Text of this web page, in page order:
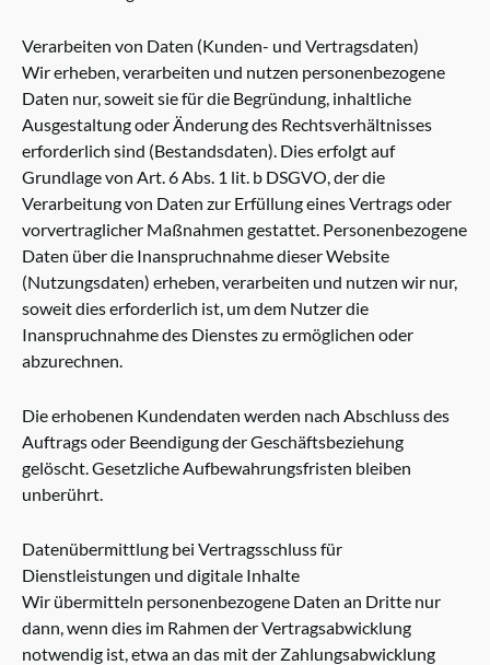
Verarbeiten von Daten (Kunden- und Vertragsdaten)
Wir erheben, verarbeiten und nutzen personenbezogene
Daten nur, soweit sie für die Begründung, inhaltliche
Ausgestaltung oder Änderung des Rechtsverhältnisses
erforderlich sind (Bestandsdaten). Dies erfolgt auf
Grundlage von Art. 6 Abs. 1 lit. b DSGVO, der die
Verarbeitung von Daten zur Erfüllung eines Vertrags oder
vorvertraglicher Maßnahmen gestattet. Personenbezogene
Daten über die Inanspruchnahme dieser Website
(Nutzungsdaten) erheben, verarbeiten und nutzen wir nur,
soweit dies erforderlich ist, um dem Nutzer die
Inanspruchnahme des Dienstes zu ermöglichen oder
abzurechnen.
Die erhobenen Kundendaten werden nach Abschluss des
Auftrags oder Beendigung der Geschäftsbeziehung
gelöscht. Gesetzliche Aufbewahrungsfristen bleiben
unberührt.
Datenübermittlung bei Vertragsschluss für
Dienstleistungen und digitale Inhalte
Wir übermitteln personenbezogene Daten an Dritte nur
dann, wenn dies im Rahmen der Vertragsabwicklung
notwendig ist, etwa an das mit der Zahlungsabwicklung